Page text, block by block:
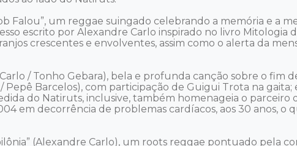
Falou”, um reggae suingado celebrando a memória e a
escrito por Alexandre Carlo inspirado no livro Mitologia
crescentes e envolventes, assim como o alerta da
/ Tonho Gebara), bela e profunda canção sobre o fim
Pepê Barcelos), com participação de Guigui Trota na gaita;
do Natiruts, inclusive, também homenageia o parceiro
em decorrência de problemas cardíacos, aos 30 anos, o
(Alexandre Carlo), um roots reggae pontuado pela